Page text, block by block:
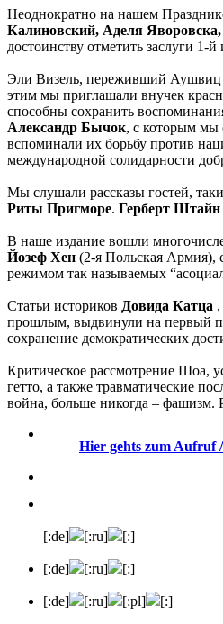
Неоднократно на нашем
Калиновский, Аделя
достоинству отметить заслуги
Эли Визель, переживший Аушвиц
этим мы приглашали внучек
способны сохранить
Александр Бычок, с которым мы
вспоминали их борьбу против
международной солидарности
Мы слушали рассказы гостей,
Риты Пригморе. Герберт Штайн
В наше издание вошли
Йозеф Хен (2-я Польская Армия),
режимом так называемых
Статьи историков Довида Катца ,
прошлым, выдвинули на первый
сохранение демократических
Критическое рассмотрение Шоа,
гетто, а также травматические
война, больше никогда – фашизм.
Hier gehts zum Aufruf
[:de] [:ru] [:]
[:de] [:ru] [:]
[:de] [:ru] [:pl] [:]